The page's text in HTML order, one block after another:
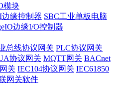
模块
缘控制器 SBC工业单板电脑
边缘I/O控制器
总线协议网关 PLC协议网关
协议网关 MQTT网关 BACnet
关 IEC104协议网关 IEC61850
网关软件